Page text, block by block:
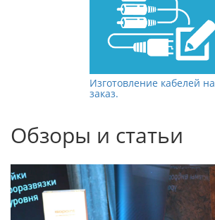
Изготовление кабелей на
заказ.
Обзоры и статьи